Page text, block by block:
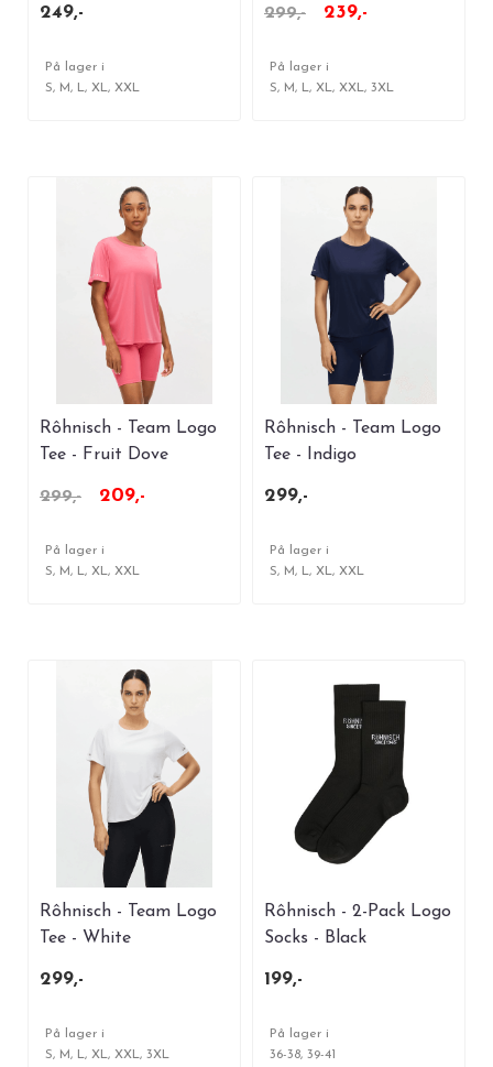
249,-
På lager i
S, M, L, XL, XXL
299,- 239,-
På lager i
S, M, L, XL, XXL, 3XL
Rôhnisch - Team Logo
Tee - Fruit Dove
299,- 209,-
På lager i
S, M, L, XL, XXL
Rôhnisch - Team Logo
Tee - Indigo
299,-
På lager i
S, M, L, XL, XXL
Rôhnisch - Team Logo
Tee - White
299,-
På lager i
S, M, L, XL, XXL, 3XL
Rôhnisch - 2-Pack Logo
Socks - Black
199,-
På lager i
36-38, 39-41